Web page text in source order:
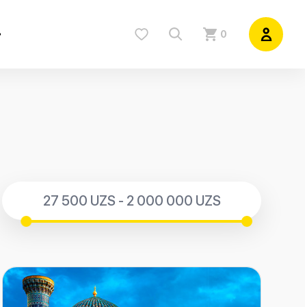
0
27 500 UZS - 2 000 000 UZS